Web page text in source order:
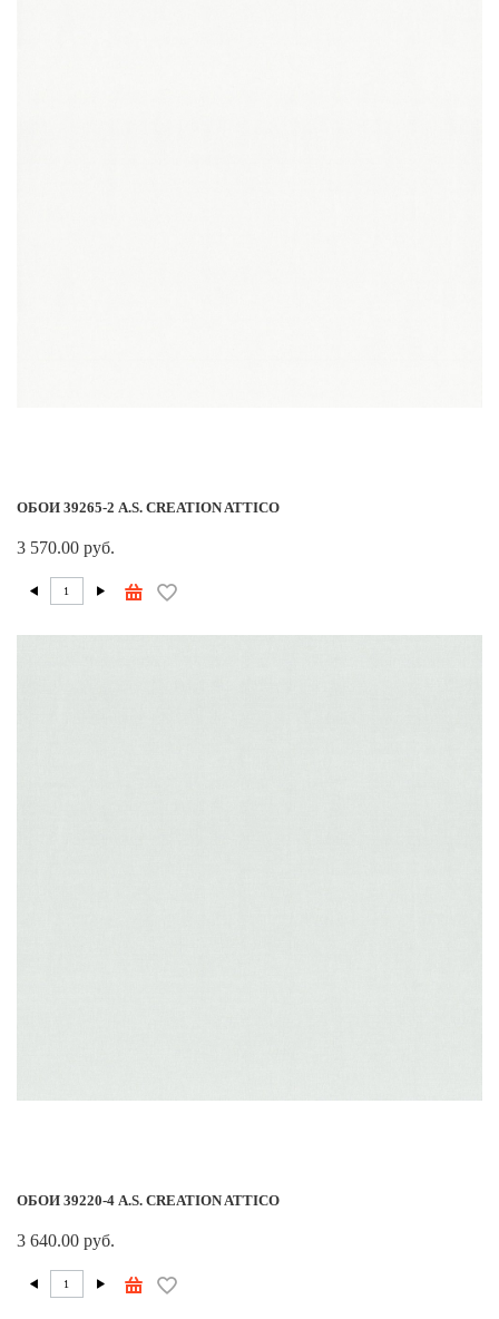
ОБОИ 39265-2 A.S. CREATION ATTICO
3 570.00 руб.
ОБОИ 39220-4 A.S. CREATION ATTICO
3 640.00 руб.